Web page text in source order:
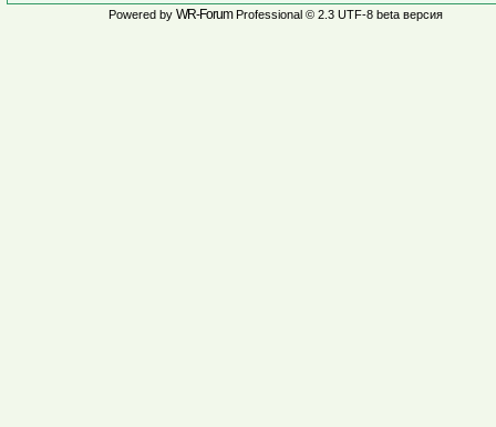
Powered by WR-ForumProfessional © 2.3 UTF-8 beta версия